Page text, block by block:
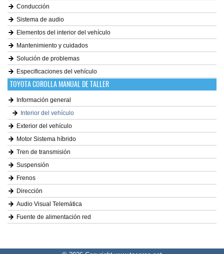
Conducción
Sistema de audio
Elementos del interior del vehículo
Mantenimiento y cuidados
Solución de problemas
Especificaciones del vehículo
TOYOTA COROLLA MANUAL DE TALLER
Información general
Interior del vehículo
Exterior del vehículo
Motor Sistema híbrido
Tren de transmisión
Suspensión
Frenos
Dirección
Audio Visual Telemática
Fuente de alimentación red